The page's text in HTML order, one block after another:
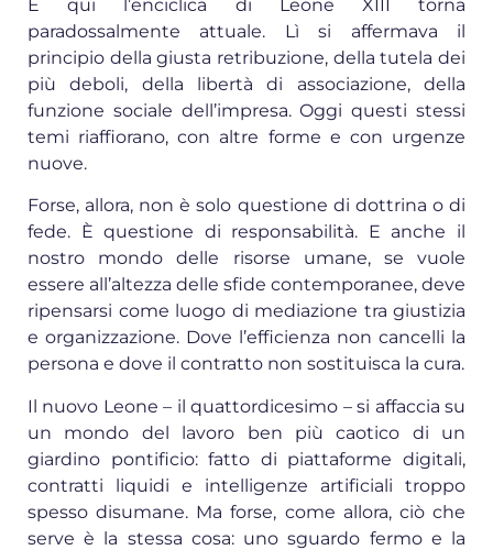
E qui l’enciclica di Leone XIII torna
paradossalmente attuale. Lì si affermava il
principio della giusta retribuzione, della tutela dei
più deboli, della libertà di associazione, della
funzione sociale dell’impresa. Oggi questi stessi
temi riaffiorano, con altre forme e con urgenze
nuove.
Forse, allora, non è solo questione di dottrina o di
fede. È questione di responsabilità. E anche il
nostro mondo delle risorse umane, se vuole
essere all’altezza delle sfide contemporanee, deve
ripensarsi come luogo di mediazione tra giustizia
e organizzazione. Dove l’efficienza non cancelli la
persona e dove il contratto non sostituisca la cura.
Il nuovo Leone – il quattordicesimo – si affaccia su
un mondo del lavoro ben più caotico di un
giardino pontificio: fatto di piattaforme digitali,
contratti liquidi e intelligenze artificiali troppo
spesso disumane. Ma forse, come allora, ciò che
serve è la stessa cosa: uno sguardo fermo e la